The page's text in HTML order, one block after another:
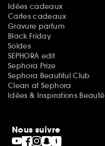
Idées cadeaux
Cartes cadeaux
Gravure parfum
Black Friday
Soldes
SEPHORA edit
Sephora Prize
Sephora Beautiful Club
Clean at Sephora
Idées & Inspirations Beauté
Nous suivre